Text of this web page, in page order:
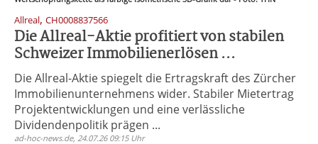
Allreal, CH0008837566
Die Allreal-Aktie profitiert von stabilen
Schweizer Immobilienerlösen ...
Die Allreal-Aktie spiegelt die Ertragskraft des Zürcher
Immobilienunternehmens wider. Stabiler Mietertrag
Projektentwicklungen und eine verlässliche
Dividendenpolitik prägen ...
ad-hoc-news.de, 24.07.26 09:15 Uhr